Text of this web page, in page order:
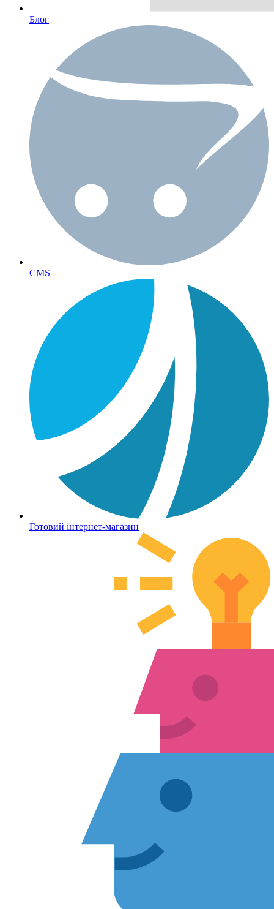
Блог
CMS
Готовий інтернет-магазин